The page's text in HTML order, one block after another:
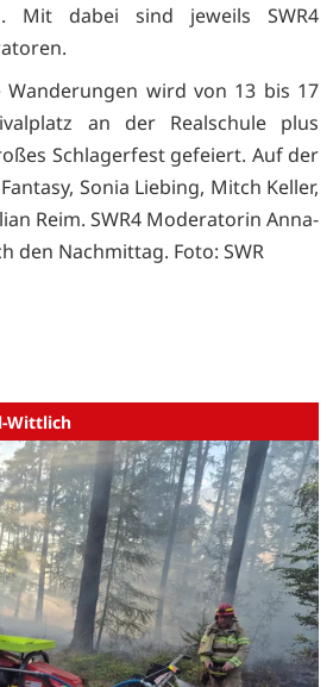
Mit dabei sind jeweils SWR4
Wanderungen wird von 13 bis 17
an der Realschule plus
Schlagerfest gefeiert. Auf der
Sonia Liebing, Mitch Keller,
Reim. SWR4 Moderatorin Anna-
den Nachmittag. Foto: SWR
Wittlich